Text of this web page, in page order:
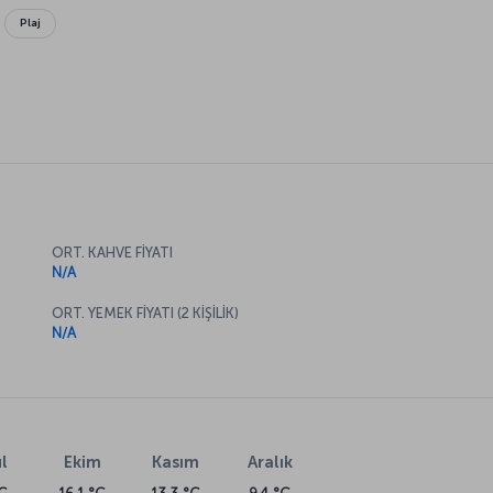
Plaj
ORT. KAHVE FİYATI
N/A
ORT. YEMEK FİYATI (2 KİŞİLİK)
N/A
Ekim Kasım Aralık